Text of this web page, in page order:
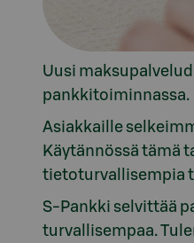
Uusi
pankkitoiminnassa.
Asiakkaille
Käytännössä tämä
tietoturvallisempia
S-Pankki selvittää
turvallisempaa.